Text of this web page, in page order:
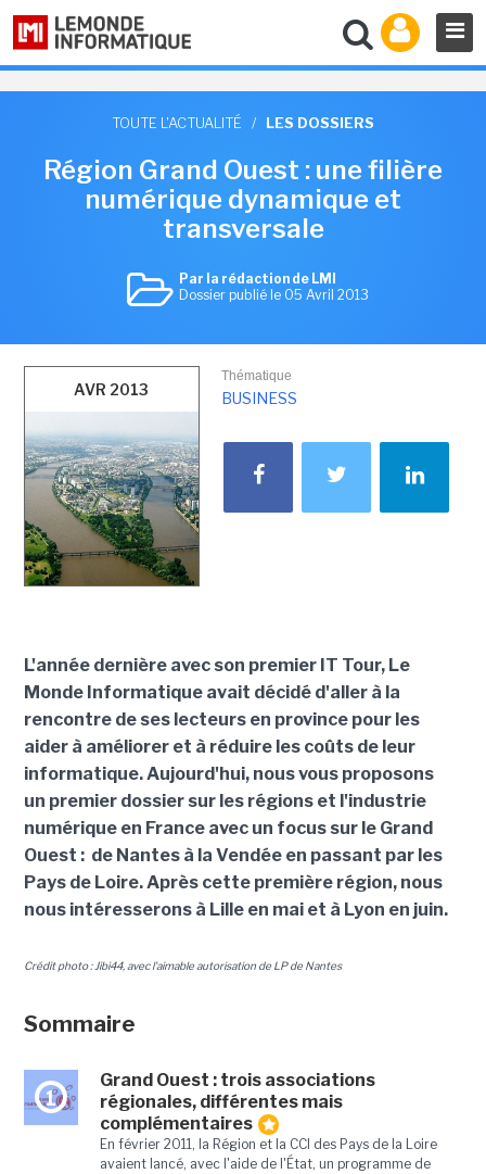
TOUTE L'ACTUALITÉ / LES DOSSIERS
Région Grand Ouest : une filière
numérique dynamique et
transversale
Par la rédaction de LMI
Dossier publié le 05 Avril 2013
AVR 2013
Thématique
BUSINESS
L'année dernière avec son premier IT Tour, Le
Monde Informatique avait décidé d'aller à la
rencontre de ses lecteurs en province pour les
aider à améliorer et à réduire les coûts de leur
informatique. Aujourd'hui, nous vous proposons
un premier dossier sur les régions et l'industrie
numérique en France avec un focus sur le Grand
Ouest : de Nantes à la Vendée en passant par les
Pays de Loire. Après cette première région, nous
nous intéresserons à Lille en mai et à Lyon en juin.
Crédit photo : Jibi44, avec l'aimable autorisation de LP de Nantes
Sommaire
1
Grand Ouest : trois associations
régionales, différentes mais
complémentaires
En février 2011, la Région et la CCI des Pays de la Loire
avaient lancé, avec l'aide de l'État, un programme de